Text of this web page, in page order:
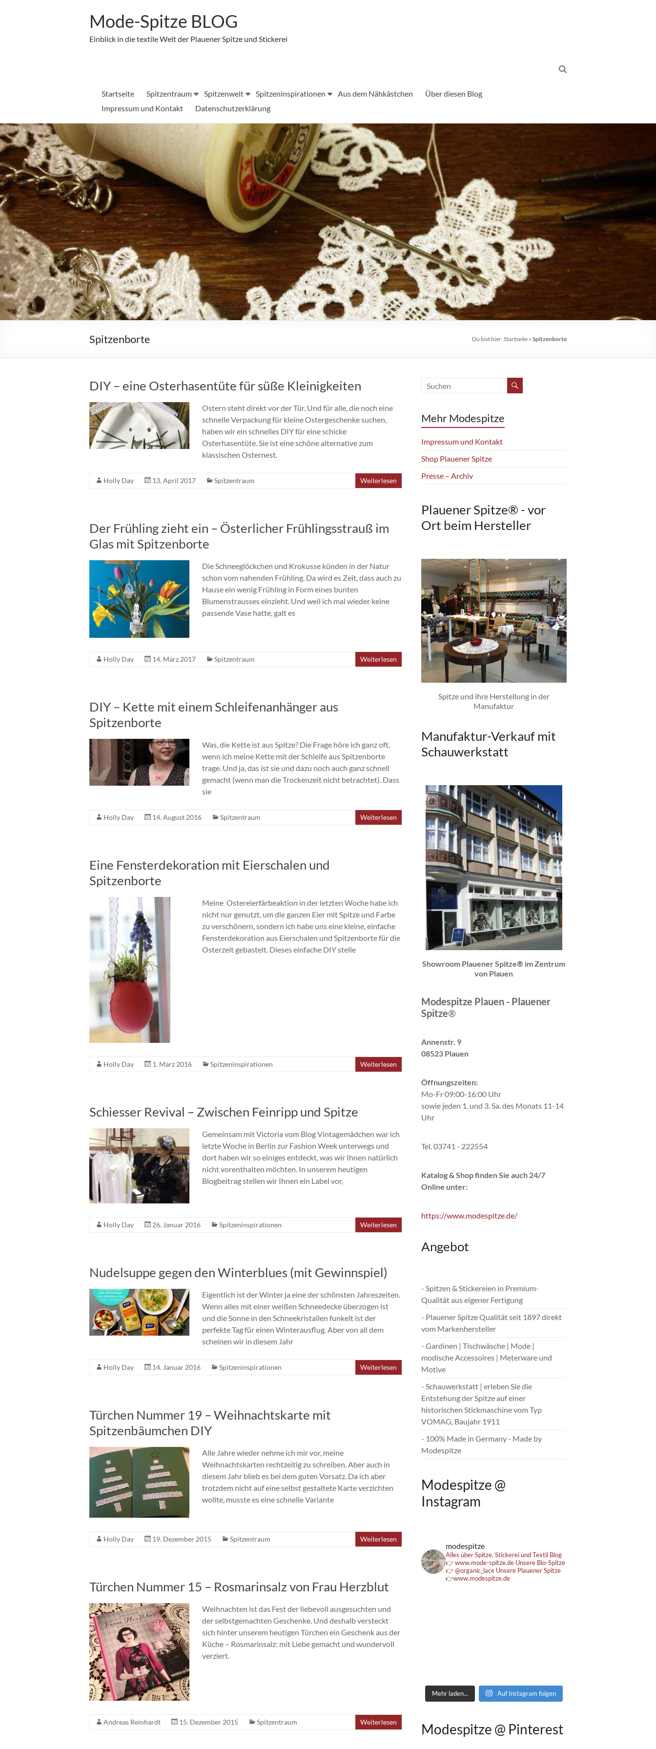
Mode-Spitze BLOG
Einblick in die textile Welt der Plauener Spitze und Stickerei
Startseite Spitzentraum Spitzenwelt Spitzeninspirationen Aus dem Nähkästchen
Über diesen Blog
Impressum und Kontakt
Datenschutzerklärung
Spitzenborte Du bist hier: Startseite » Spitzenborte
DIY – eine Osterhasentüte für süße Kleinigkeiten
Ostern steht direkt vor der Tür. Und für alle, die noch eine
schnelle Verpackung für kleine Ostergeschenke suchen,
haben wir ein schnelles DIY für eine schicke
Osterhasentüte. Sie ist eine schöne alternative zum
klassischen Osternest.
Holly Day 13. April 2017 Spitzentraum Weiterlesen
Der Frühling zieht ein – Österlicher Frühlingsstrauß im
Glas mit Spitzenborte
Die Schneeglöckchen und Krokusse künden in der Natur
schon vom nahenden Frühling. Da wird es Zeit, dass auch zu
Hause ein wenig Frühling in Form eines bunten
Blumenstrausses einzieht. Und weil ich mal wieder keine
passende Vase hatte, galt es
Holly Day 14. März 2017 Spitzentraum Weiterlesen
DIY – Kette mit einem Schleifenanhänger aus
Spitzenborte
Was, die Kette ist aus Spitze? Die Frage höre ich ganz oft,
wenn ich meine Kette mit der Schleife aus Spitzenborte
trage. Und ja, das ist sie und dazu noch auch ganz schnell
gemacht (wenn man die Trockenzeit nicht betrachtet). Dass
sie
Holly Day 14. August 2016 Spitzentraum Weiterlesen
Eine Fensterdekoration mit Eierschalen und
Spitzenborte
Meine Ostereierfärbeaktion in der letzten Woche habe ich
nicht nur genutzt, um die ganzen Eier mit Spitze und Farbe
zu verschönern, sondern ich habe uns eine kleine, einfache
Fensterdekoration aus Eierschalen und Spitzenborte für die
Osterzeit gebastelt. Dieses einfache DIY stelle
Holly Day 1. März 2016 Spitzeninspirationen Weiterlesen
Schiesser Revival – Zwischen Feinripp und Spitze
Gemeinsam mit Victoria vom Blog Vintagemädchen war ich
letzte Woche in Berlin zur Fashion Week unterwegs und
dort haben wir so einiges entdeckt, was wir Ihnen natürlich
nicht vorenthalten möchten. In unserem heutigen
Blogbeitrag stellen wir Ihnen ein Label vor,
Holly Day 26. Januar 2016 Spitzeninspirationen Weiterlesen
Nudelsuppe gegen den Winterblues (mit Gewinnspiel)
Eigentlich ist der Winter ja eine der schönsten Jahreszeiten.
Wenn alles mit einer weißen Schneedecke überzogen ist
und die Sonne in den Schneekristallen funkelt ist der
perfekte Tag für einen Winterausflug. Aber von all dem
scheinen wir in diesem Jahr
Holly Day 14. Januar 2016 Spitzeninspirationen Weiterlesen
Türchen Nummer 19 – Weihnachtskarte mit
Spitzenbäumchen DIY
Alle Jahre wieder nehme ich mir vor, meine
Weihnachtskarten rechtzeitig zu schreiben. Aber auch in
diesem Jahr blieb es bei dem guten Vorsatz. Da ich aber
trotzdem nicht auf eine selbst gestaltete Karte verzichten
wollte, musste es eine schnelle Variante
Holly Day 19. Dezember 2015 Spitzentraum Weiterlesen
Türchen Nummer 15 – Rosmarinsalz von Frau Herzblut
Weihnachten ist das Fest der liebevoll ausgesuchten und
der selbstgemachten Geschenke. Und deshalb versteckt
sich hinter unserem heutigen Türchen ein Geschenk aus der
Küche – Rosmarinsalz: mit Liebe gemacht und wundervoll
verziert.
Andreas Reinhardt 15. Dezember 2015 Spitzentraum Weiterlesen
Mehr Modespitze
Impressum und Kontakt
Shop Plauener Spitze
Presse – Archiv
Plauener Spitze® - vor
Ort beim Hersteller
Spitze und ihre Herstellung in der
Manufaktur
Manufaktur-Verkauf mit
Schauwerkstatt
Showroom Plauener Spitze® im Zentrum
von Plauen
Modespitze Plauen - Plauener
Spitze®
Annenstr. 9
08523 Plauen
Öffnungszeiten:
Mo-Fr 09:00-16:00 Uhr
sowie jeden 1. und 3. Sa. des Monats 11-14
Uhr
Tel. 03741 - 222554
Katalog & Shop finden Sie auch 24/7
Online unter:
https://www.modespitze.de/
Angebot
- Spitzen & Stickereien in Premium-
Qualität aus eigener Fertigung
- Plauener Spitze Qualität seit 1897 direkt
vom Markenhersteller
- Gardinen | Tischwäsche | Mode |
modische Accessoires | Meterware und
Motive
- Schauwerkstatt | erleben Sie die
Entstehung der Spitze auf einer
historischen Stickmaschine vom Typ
VOMAG, Baujahr 1911
- 100% Made in Germany - Made by
Modespitze
Modespitze @
Instagram
modespitze
Alles über Spitze, Stickerei und TextilBlog
👉 www.mode-spitze.deUnsere Bio-Spitze
👉 @organic_lace Unsere Plauener Spitze
👉www.modespitze.de
Mehr laden... Auf Instagram folgen
Modespitze @ Pinterest